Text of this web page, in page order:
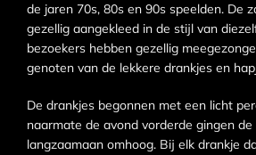
de jaren 70s, 80s en 90s speelden. De
gezellig aangekleed in de stijl van
bezoekers hebben gezellig
genoten van de lekkere drankjes en
De drankjes begonnen met een licht
naarmate de avond vorderde gingen
langzaamaan omhoog. Bij elk drankje